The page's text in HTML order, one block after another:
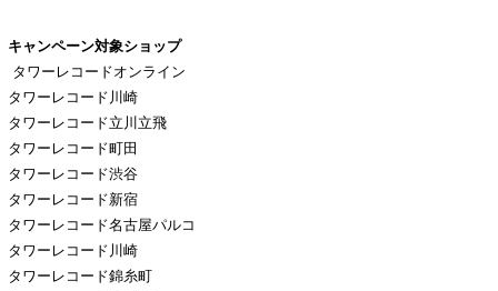
キャンペーン対象ショップ
タワーレコードオンライン
タワーレコード川崎
タワーレコード立川立飛
タワーレコード町田
タワーレコード渋谷
タワーレコード新宿
タワーレコード名古屋パルコ
タワーレコード川崎
タワーレコード錦糸町